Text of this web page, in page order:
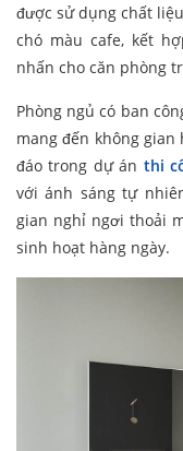
được sử dụng chất
chó màu cafe, kết
nhấn cho căn phòng
Phòng ngủ có ban
mang đến không gian
đáo trong dự án thi
với ánh sáng tự
gian nghỉ ngơi thoải
sinh hoạt hàng ngày.